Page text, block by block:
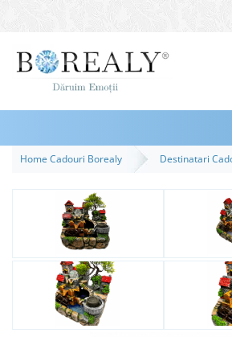
Bijuterii
Inele
Bratari
Destinatari
Bijuterii Femei
Home Cadouri Borealy Destinatari